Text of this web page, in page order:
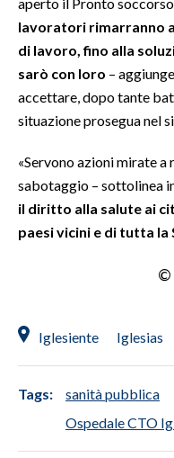
INSULARITÀ
INFO AZIENDE
ABBONATI
PUBBLICITÀ
SPIAGGE
STORE
lavoratori rimarranno
di lavoro, fino alla
sarò con loro –
accettare, dopo tante
situazione prosegua nel
«Servono azioni mirate a
sabotaggio – sottolinea
il diritto alla salute ai
paesi vicini e di tutta la
©
Iglesiente Iglesias
Tags: sanità pubblica
Ospedale CTO